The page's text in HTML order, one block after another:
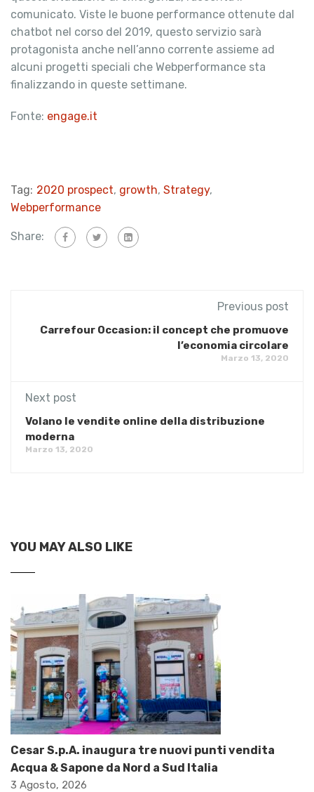
comunicato. Viste le buone performance ottenute dal
chatbot nel corso del 2019, questo servizio sarà
protagonista anche nell’anno corrente assieme ad
alcuni progetti speciali che Webperformance sta
finalizzando in queste settimane.
Fonte: engage.it
Tag: 2020 prospect, growth, Strategy,
Webperformance
Share:
Previous post
Carrefour Occasion: il concept che promuove
l’economia circolare
Marzo 13, 2020
Next post
Volano le vendite online della distribuzione
moderna
Marzo 13, 2020
YOU MAY ALSO LIKE
Cesar S.p.A. inaugura tre nuovi punti vendita
Acqua & Sapone da Nord a Sud Italia
3 Agosto, 2026